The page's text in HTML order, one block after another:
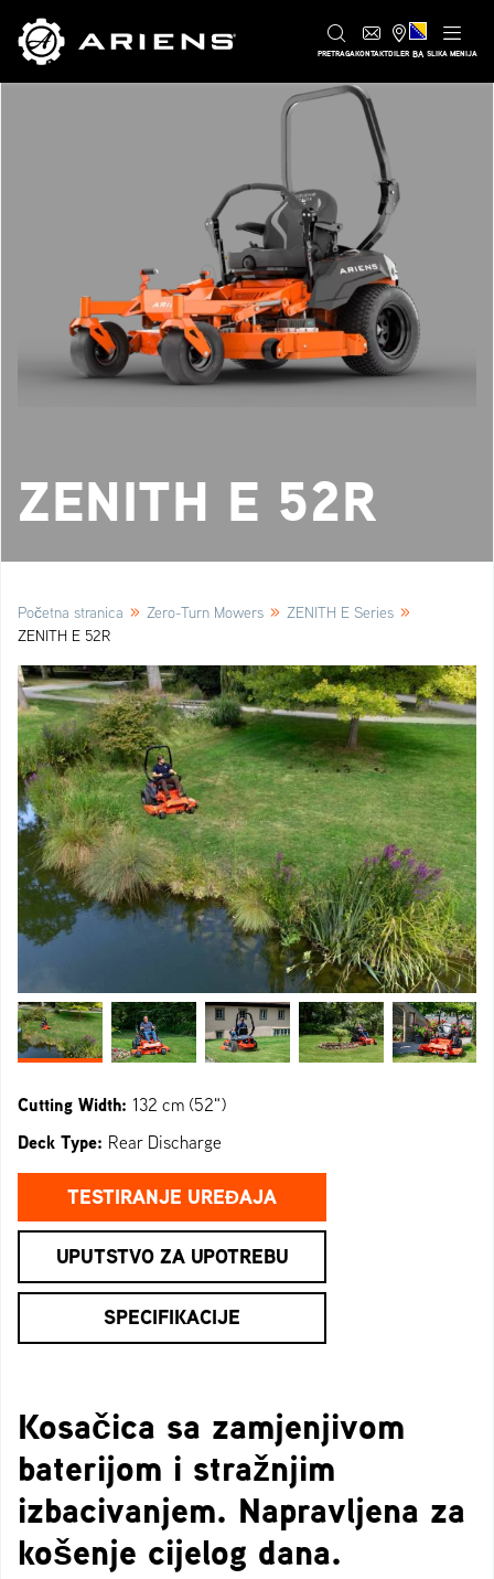
PRETRAGAKONTAKTDILER BA SLIKA MENIJA
ZENITH E 52R
Početna stranica » Zero-Turn Mowers » ZENITH E Series »
ZENITH E 52R
TESTIRANJE UREĐAJA
UPUTSTVO ZA UPOTREBU
SPECIFIKACIJE
Cutting Width: 132 cm (52")
Deck Type: Rear Discharge
Kosačica sa zamjenjivom
baterijom i stražnjim
izbacivanjem. Napravljena za
košenje cijelog dana.